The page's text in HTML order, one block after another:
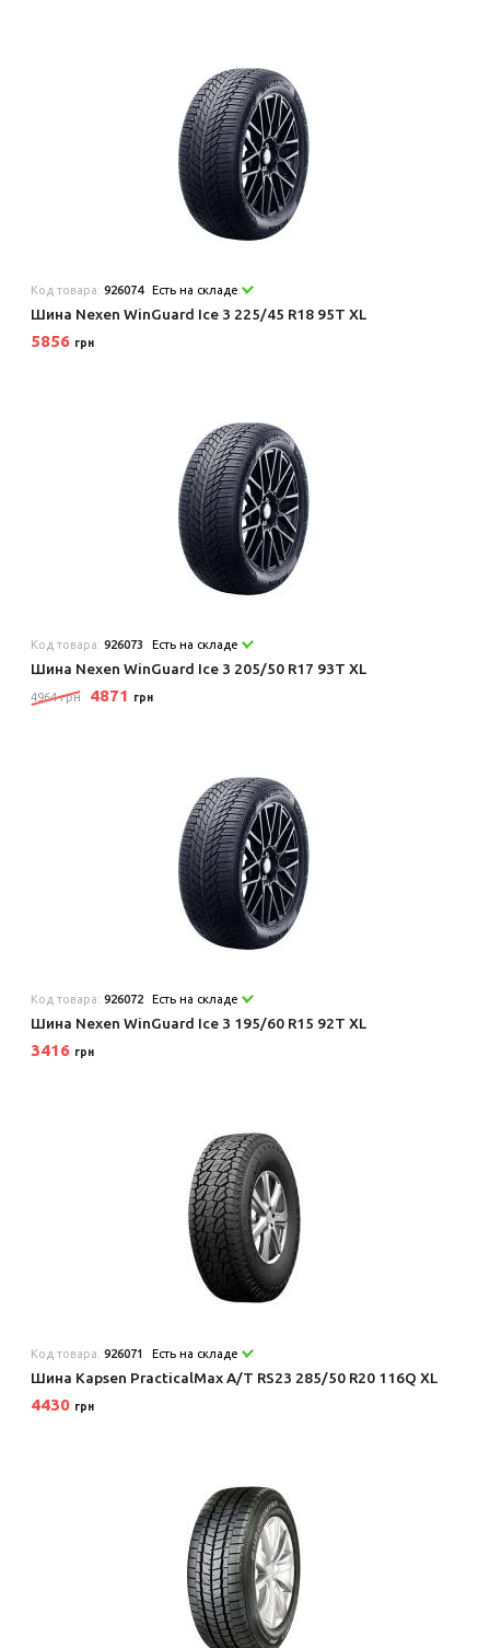
Код товара:926074 Есть на складе
Шина Nexen WinGuard Ice 3 225/45 R18 95T XL
5856 грн
Код товара:926073 Есть на складе
Шина Nexen WinGuard Ice 3 205/50 R17 93T XL
4964 грн 4871 грн
Код товара:926072 Есть на складе
Шина Nexen WinGuard Ice 3 195/60 R15 92T XL
3416 грн
Код товара:926071 Есть на складе
Шина Kapsen PracticalMax A/T RS23 285/50 R20 116Q XL
4430 грн